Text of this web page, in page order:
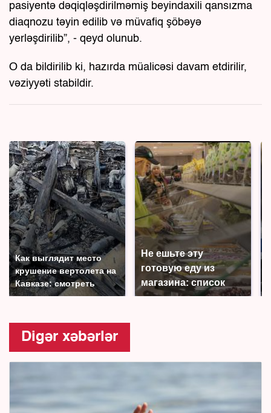
pasiyentə dəqiqləşdirilməmiş beyindaxili qansızma
diaqnozu təyin edilib və müvafiq şöbəyə
yerləşdirilib”, - qeyd olunub.
O da bildirilib ki, hazırda müalicəsi davam etdirilir,
vəziyyəti stabildir.
Как выглядит место
крушение вертолета на
Кавказе: смотреть
Не ешьте эту
готовую еду из
магазина: список
Digər xəbərlər